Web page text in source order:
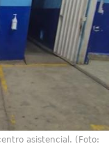
asistencial. (Foto: